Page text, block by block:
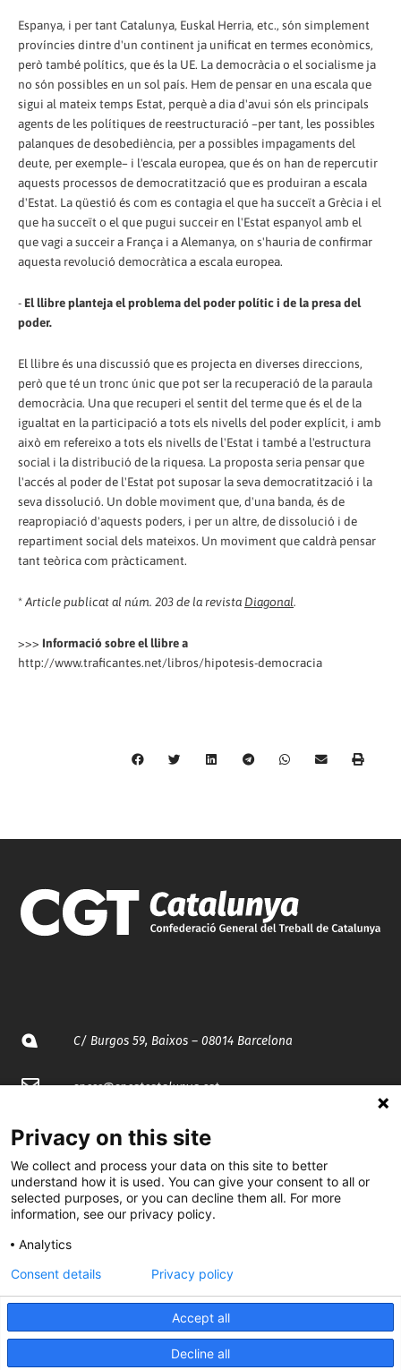
Espanya, i per tant Catalunya, Euskal Herria, etc., són simplement
províncies dintre d'un continent ja unificat en termes econòmics,
però també polítics, que és la UE. La democràcia o el socialisme ja
no són possibles en un sol país. Hem de pensar en una escala que
sigui al mateix temps Estat, perquè a dia d'avui són els principals
agents de les polítiques de reestructuració –per tant, les possibles
palanques de desobediència, per a possibles impagaments del
deute, per exemple– i l'escala europea, que és on han de repercutir
aquests processos de democratització que es produiran a escala
d'Estat. La qüestió és com es contagia el que ha succeït a Grècia i el
que ha succeït o el que pugui succeir en l'Estat espanyol amb el
que vagi a succeir a França i a Alemanya, on s'hauria de confirmar
aquesta revolució democràtica a escala europea.
- El llibre planteja el problema del poder polític i de la presa del
poder.
El llibre és una discussió que es projecta en diverses direccions,
però que té un tronc únic que pot ser la recuperació de la paraula
democràcia. Una que recuperi el sentit del terme que és el de la
igualtat en la participació a tots els nivells del poder explícit, i amb
això em refereixo a tots els nivells de l'Estat i també a l'estructura
social i la distribució de la riquesa. La proposta seria pensar que
l'accés al poder de l'Estat pot suposar la seva democratització i la
seva dissolució. Un doble moviment que, d'una banda, és de
reapropiació d'aquests poders, i per un altre, de dissolució i de
repartiment social dels mateixos. Un moviment que caldrà pensar
tant teòrica com pràcticament.
*Article publicat al núm. 203 de la revista Diagonal.
>>> Informació sobre el llibre a
http://www.traficantes.net/libros/hipotesis-democracia
C/ Burgos 59, Baixos – 08014 Barcelona
spccc@spcgtcatalunya.cat
935 120 481
@CGTCatalunya
cgtcatalunya
CGTCatalunya
Desenvolupat per
Privacy on this site
We collect and process your data on this site to better
understand how it is used. You can give your consent to all or
selected purposes, or you can decline them all. For more
information, see our privacy policy.
Analytics
Accept all
Decline all
Consent details Privacy policy